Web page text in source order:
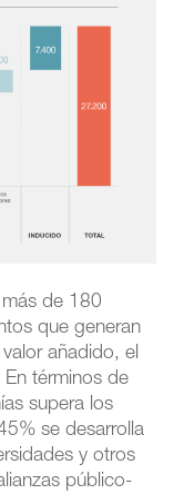
de 180
que generan
añadido, el
términos de
supera los
se desarrolla
y otros
público-